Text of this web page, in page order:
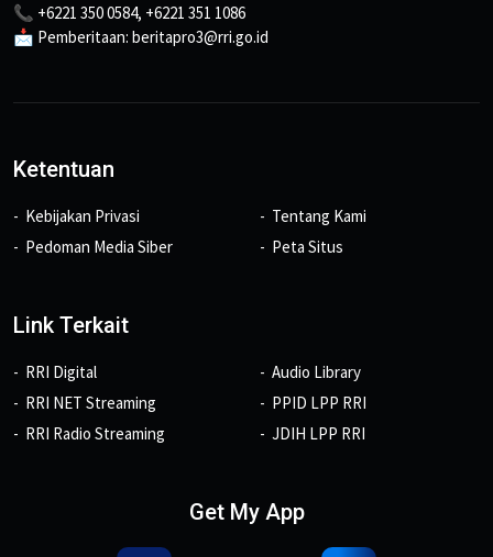
📞 +6221 350 0584, +6221 351 1086
📩 Pemberitaan: beritapro3@rri.go.id
Ketentuan
Kebijakan Privasi
Pedoman Media Siber
Tentang Kami
Peta Situs
Link Terkait
RRI Digital
RRI NET Streaming
RRI Radio Streaming
Audio Library
PPID LPP RRI
JDIH LPP RRI
Get My App